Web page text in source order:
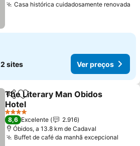
Casa histórica cuidadosamente renovada
2 sites Ver preços
PartilharAdicionar aos favoritos
The Literary Man Obidos
Hotel
4 Estrelas
8,6 Excelente
2.916
Óbidos, a 13.8 km de Cadaval
Buffet de café da manhã excepcional